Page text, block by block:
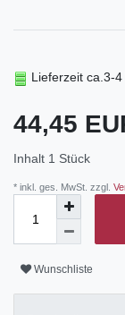
Lieferzeit ca.3-
44,45
Inhalt 1 Stück
* inkl. ges. MwSt. zzgl.
Wunschliste